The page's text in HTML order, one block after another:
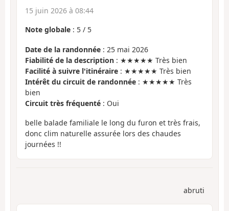
15 juin 2026 à 08:44
Note globale : 5 / 5
Date de la randonnée : 25 mai 2026
Fiabilité de la description : ★★★★★ Très bien
Facilité à suivre l'itinéraire : ★★★★★ Très bien
Intérêt du circuit de randonnée : ★★★★★ Très
bien
Circuit très fréquenté : Oui
belle balade familiale le long du furon et très frais,
donc clim naturelle assurée lors des chaudes
journées !!
abruti